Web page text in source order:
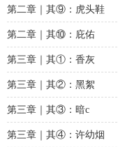
第二章｜其⑨：虎头鞋
第二章｜其⑩：庇佑
第三章｜其①：香灰
第三章｜其②：黑絮
第三章｜其③：暗c
第三章｜其④：许幼烟